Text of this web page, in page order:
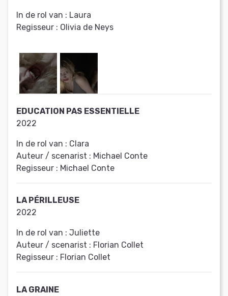
In de rol van : Laura
Regisseur : Olivia de Neys
EDUCATION PAS ESSENTIELLE
2022
In de rol van : Clara
Auteur / scenarist : Michael Conte
Regisseur : Michael Conte
LA PÉRILLEUSE
2022
In de rol van : Juliette
Auteur / scenarist : Florian Collet
Regisseur : Florian Collet
LA GRAINE